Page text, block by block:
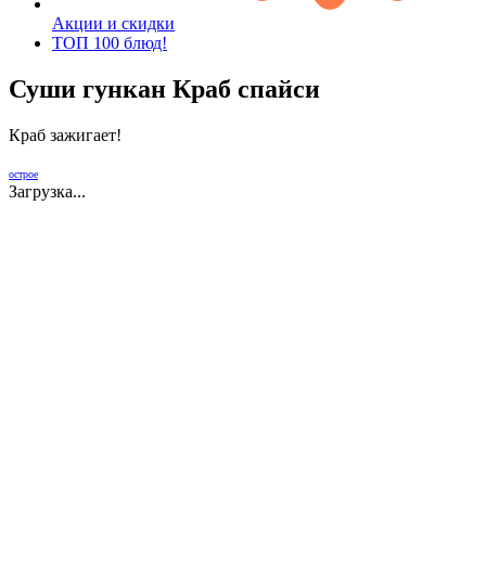
Акции и скидки
ТОП 100 блюд!
Суши гункан Краб спайси
Краб зажигает!
острое
Загрузка...